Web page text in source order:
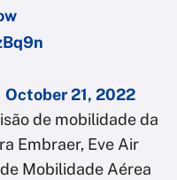
October 21, 2022
de mobilidade da
Embraer, Eve Air
Mobilidade Aérea